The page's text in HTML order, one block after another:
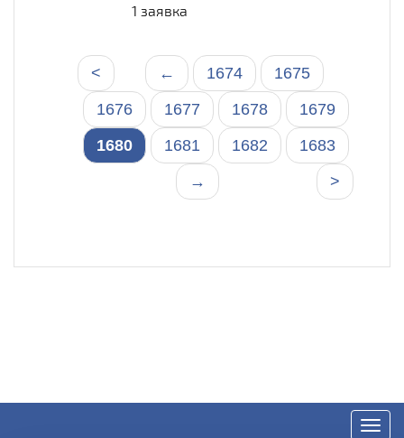
1 заявка
←
< 1674
1675
1676
1677 1678
1679
1680
1681 1682
1683
>
→